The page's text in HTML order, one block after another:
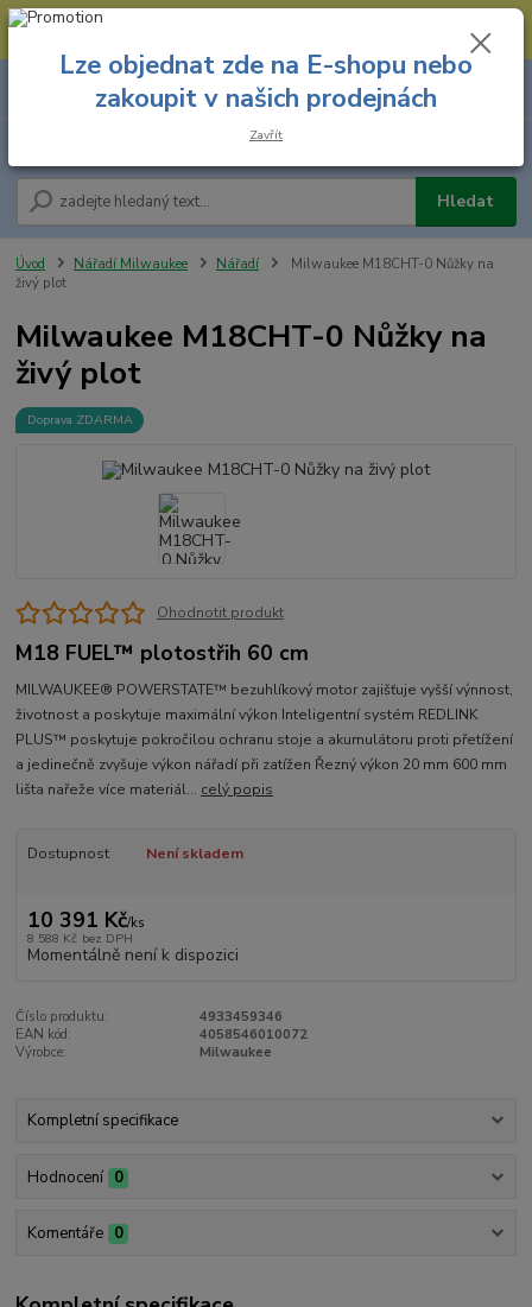
--- Spojovací materiál: 774 431 045 --- Prodejna nářadí: 731 449 423 --
Hledat
8.00 hod. - 16.00 hod.
za
Úvod Nářadí Milwaukee Nářadí
Milwaukee M18CHT-0 Nůžky na
živý plot
Milwaukee M18CHT-0 Nůžky na
živý plot
Doprava ZDARMA
Ohodnotit produkt
M18 FUEL™ plotostřih 60 cm
MILWAUKEE® POWERSTATE™ bezuhlíkový motor zajišťuje vyšší výnnost,
životnost a poskytuje maximální výkon Inteligentní systém REDLINK
PLUS™ poskytuje pokročilou ochranu stoje a akumulátoru proti přetížení
a jedinečně zvyšuje výkon nářadí při zatížen Řezný výkon 20 mm 600 mm
lišta nařeže více materiál... celý popis
Dostupnost Není skladem
10 391 Kč/ks
8 588 Kč bez DPH
Momentálně není k dispozici
Číslo produktu:
4933459346
EAN kód:
4058546010072
Výrobce:
Milwaukee
Kompletní specifikace
Hodnocení 0
Komentáře 0
Lze objednat zde na E-shopu nebo
zakoupit v našich prodejnách
Zavřít